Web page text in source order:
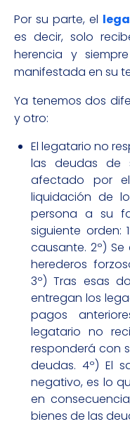
Por su parte, el
es decir, solo
herencia y
manifestada en su
Ya tenemos dos
y otro:
El legatario no
las deudas de
afectado por
liquidación de
persona a su
siguiente orden:
causante. 2º)
herederos
3º) Tras esas
entregan los
pagos
legatario no
responderá con
deudas. 4º) El
negativo, es lo
en
bienes de las